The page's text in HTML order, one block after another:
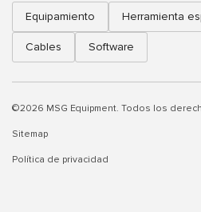
Equipamiento Herramienta
Cables Software
©2026 MSG Equipment. Todos los
Sitemap
Política de privacidad